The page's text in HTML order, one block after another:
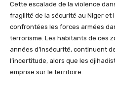
Cette escalade de la violence
fragilité de la sécurité au Niger et
confrontées les forces armées
terrorisme. Les habitants de ces
années d’insécurité, continuent
l’incertitude, alors que les
emprise sur le territoire.